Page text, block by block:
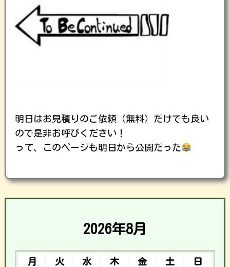
明日はお見積りのご依頼（無料）だけでも良い
ので是非お呼びください！
って、このページも明日から公開だった
2026年8月
月 火 水 木 金 土
日